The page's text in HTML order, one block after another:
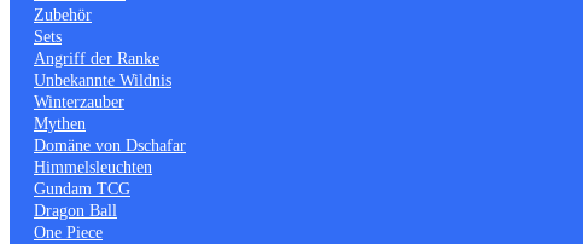
Zubehör
Sets
Angriff der Ranke
Unbekannte Wildnis
Winterzauber
Mythen
Domäne von Dschafar
Himmelsleuchten
Gundam TCG
Dragon Ball
One Piece